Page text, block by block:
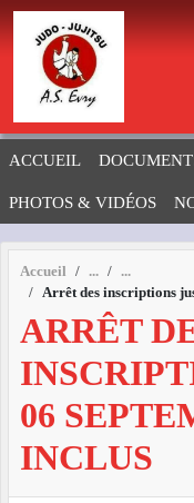
ACCUEIL
PHOTOS & VIDÉOS
Accueil
Arrêt des inscriptions
ARRÊT
06
INCLUS
Panneau de gestion des